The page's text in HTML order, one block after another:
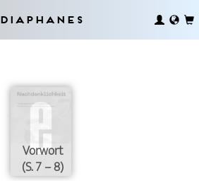
Diaphanes
Vorwort
(S. 7 – 8)